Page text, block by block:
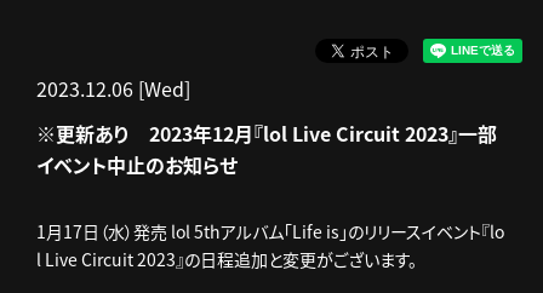
2023.12.06 [Wed]
※更新あり 2023年12月『lol Live Circuit 2023』一部
イベント中止のお知らせ
1月17日（水）発売 lol 5thアルバム「Life is」のリリースイベント『lo
l Live Circuit 2023』の日程追加と変更がございます。